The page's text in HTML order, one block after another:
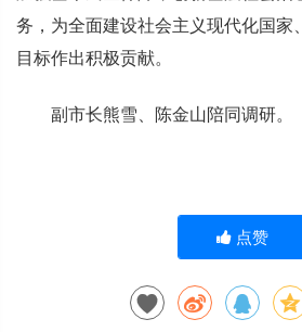
务，为全面建设社会主义现代化国家
目标作出积极贡献。
副市长熊雪、陈金山陪同调研。
点赞